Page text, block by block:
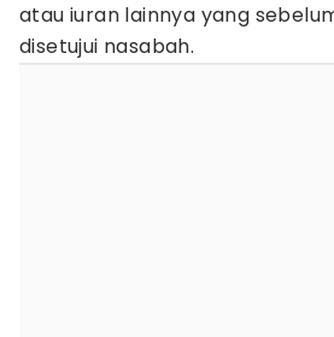
atau iuran lainnya yang
disetujui nasabah.